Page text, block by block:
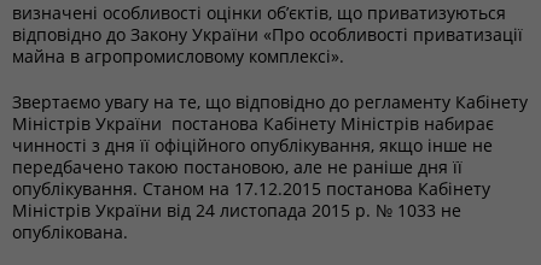
визначені особливості оцінки об’єктів, що приватизуються
відповідно до Закону України «Про особливості приватизації
майна в агропромисловому комплексі».
Звертаємо увагу на те, що відповідно до регламенту Кабінету
Міністрів України постанова Кабінету Міністрів набирає
чинності з дня її офіційного опублікування, якщо інше не
передбачено такою постановою, але не раніше дня її
опублікування. Станом на 17.12.2015 постанова Кабінету
Міністрів України від 24 листопада 2015 р. № 1033 не
опублікована.